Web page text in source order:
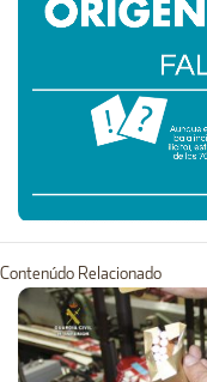
Contenúdo Relacionado